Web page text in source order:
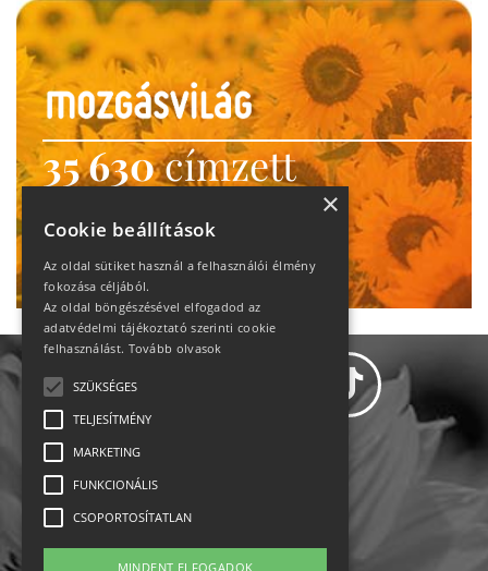
35 630címzett
heti motiváció
Ne maradj le!
Állásajánlatok
×
Cookie beállítások
Az oldal sütiket használ a felhasználói élmény
fokozása céljából.
Az oldal böngészésével elfogadod az
adatvédelmi tájékoztató szerinti cookie
felhasználást. Tovább olvasok
SZÜKSÉGES
TELJESÍTMÉNY
MARKETING
FUNKCIONÁLIS
CSOPORTOSÍTATLAN
MINDENT ELFOGADOK